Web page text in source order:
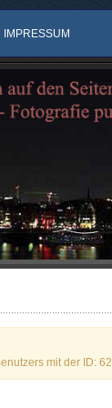
IMPRESSUM
mit der ID: 62